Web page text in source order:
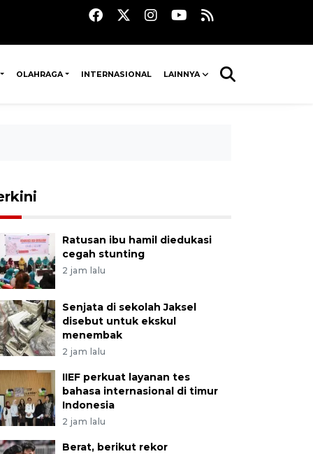
OLAHRAGA INTERNASIONAL LAINNYA
Ratusan ibu hamil diedukasi
cegah stunting
2 jam lalu
Senjata di sekolah Jaksel
disebut untuk ekskul
menembak
2 jam lalu
IIEF perkuat layanan tes
bahasa internasional di timur
Indonesia
2 jam lalu
Berat, berikut rekor